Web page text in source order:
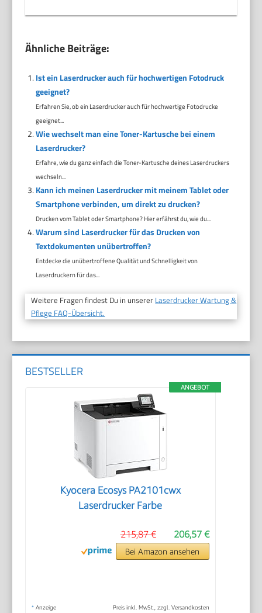
Ähnliche Beiträge:
Ist ein Laserdrucker auch für hochwertigen Fotodruck
geeignet?
Erfahren Sie, ob ein Laserdrucker auch für hochwertige Fotodrucke
geeignet...
Wie wechselt man eine Toner-Kartusche bei einem
Laserdrucker?
Erfahre, wie du ganz einfach die Toner-Kartusche deines Laserdruckers
wechseln...
Kann ich meinen Laserdrucker mit meinem Tablet oder
Smartphone verbinden, um direkt zu drucken?
Drucken vom Tablet oder Smartphone? Hier erfährst du, wie du...
Warum sind Laserdrucker für das Drucken von
Textdokumenten unübertroffen?
Entdecke die unübertroffene Qualität und Schnelligkeit von
Laserdruckern für das...
Weitere Fragen findest Du in unserer Laserdrucker Wartung &
Pflege FAQ-Übersicht.
BESTSELLER
ANGEBOT
Kyocera Ecosys PA2101cwx
Laserdrucker Farbe
206,57 €
215,87 €
Bei Amazon ansehen
* Anzeige Preis inkl. MwSt., zzgl. Versandkosten